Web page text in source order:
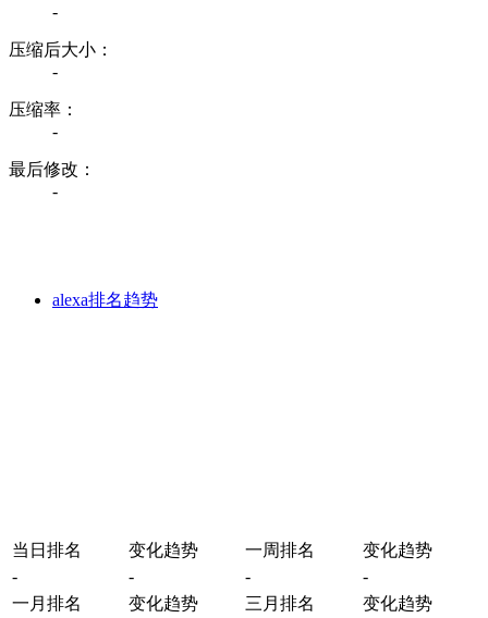
-
压缩后大小：
-
压缩率：
-
最后修改：
-
alexa排名趋势
当日排名 变化趋势 一周排名
变化趋势
-
- -
-
一月排名
变化趋势 三月排名
变化趋势